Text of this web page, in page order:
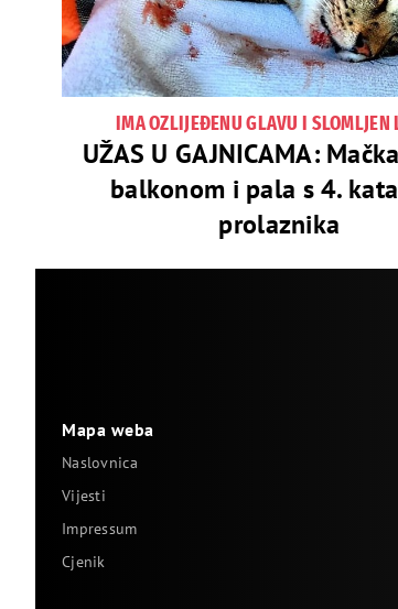
IMA OZLIJEĐENU GLAVU I SLOMLJEN
UŽAS U GAJNICAMA:
balkonom i pala s 4.
prolaznika
Mapa weba
Naslovnica
Vijesti
Impressum
Cjenik